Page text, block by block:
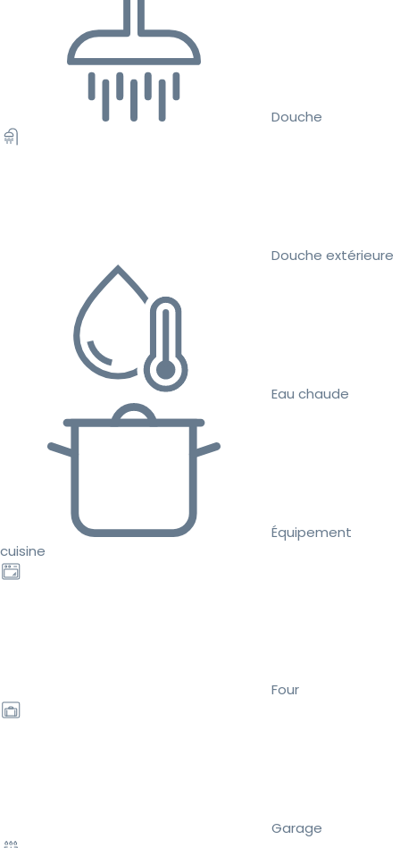
Douche
Douche extérieure
Eau chaude
Équipement
cuisine
Four
Garage